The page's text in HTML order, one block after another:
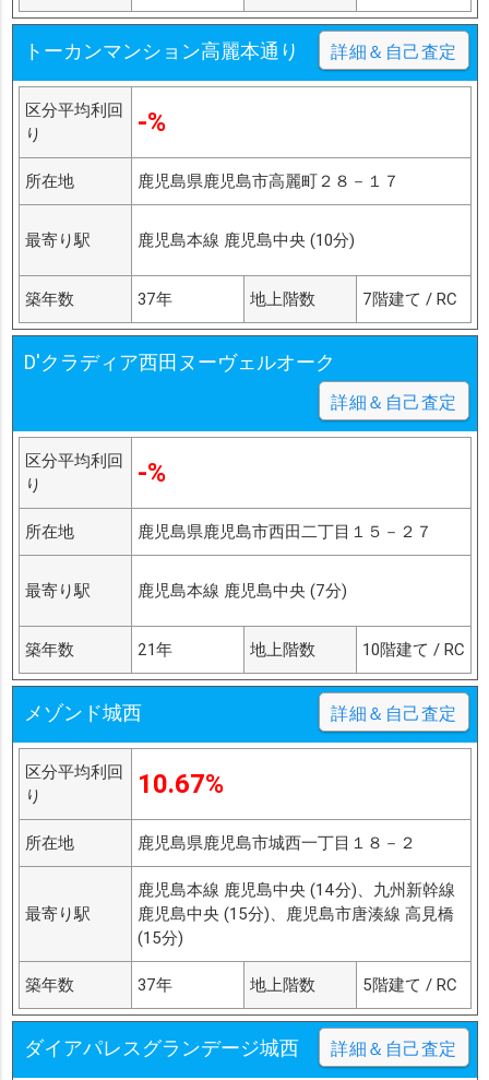
トーカンマンション高麗本通り 詳細＆自己査定
区分平均利回
り
-%
所在地 鹿児島県鹿児島市高麗町２８－１７
最寄り駅 鹿児島本線 鹿児島中央 (10分)
築年数 37年 地上階数 7階建て / RC
D'クラディア西田ヌーヴェルオーク
詳細＆自己査定
区分平均利回
り
-%
所在地 鹿児島県鹿児島市西田二丁目１５－２７
最寄り駅 鹿児島本線 鹿児島中央 (7分)
築年数 21年 地上階数 10階建て / RC
メゾンド城西 詳細＆自己査定
区分平均利回
り
10.67%
所在地 鹿児島県鹿児島市城西一丁目１８－２
最寄り駅
鹿児島本線 鹿児島中央 (14分)、九州新幹線
鹿児島中央 (15分)、鹿児島市唐湊線 高見橋
(15分)
築年数 37年 地上階数 5階建て / RC
ダイアパレスグランデージ城西 詳細＆自己査定